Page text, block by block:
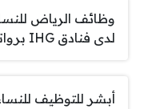
وظائف الرياض
لدى فنادق IHG برواتب عالية
أبشر للتوظيف